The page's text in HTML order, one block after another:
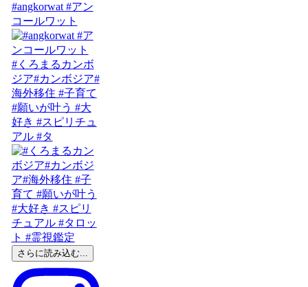
#angkorwat #アン
コールワット
#くろまるカンボ
ジア#カンボジア#
海外移住 #子育て
#願いが叶う #大
好き #スピリチュ
アル #タ
さらに読み込む...